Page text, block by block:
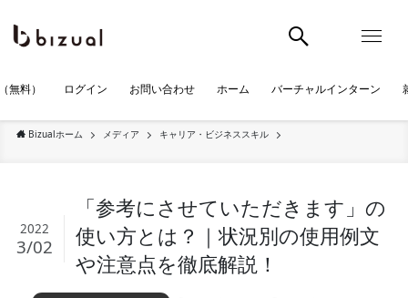
無料） ログイン お問い合わせ ホーム バーチャルインターン
Bizualホーム メディア キャリア・ビジネススキル
「参考にさせていただきます」の
使い方とは？｜状況別の使用例文
や注意点を徹底解説！
2022
3/02